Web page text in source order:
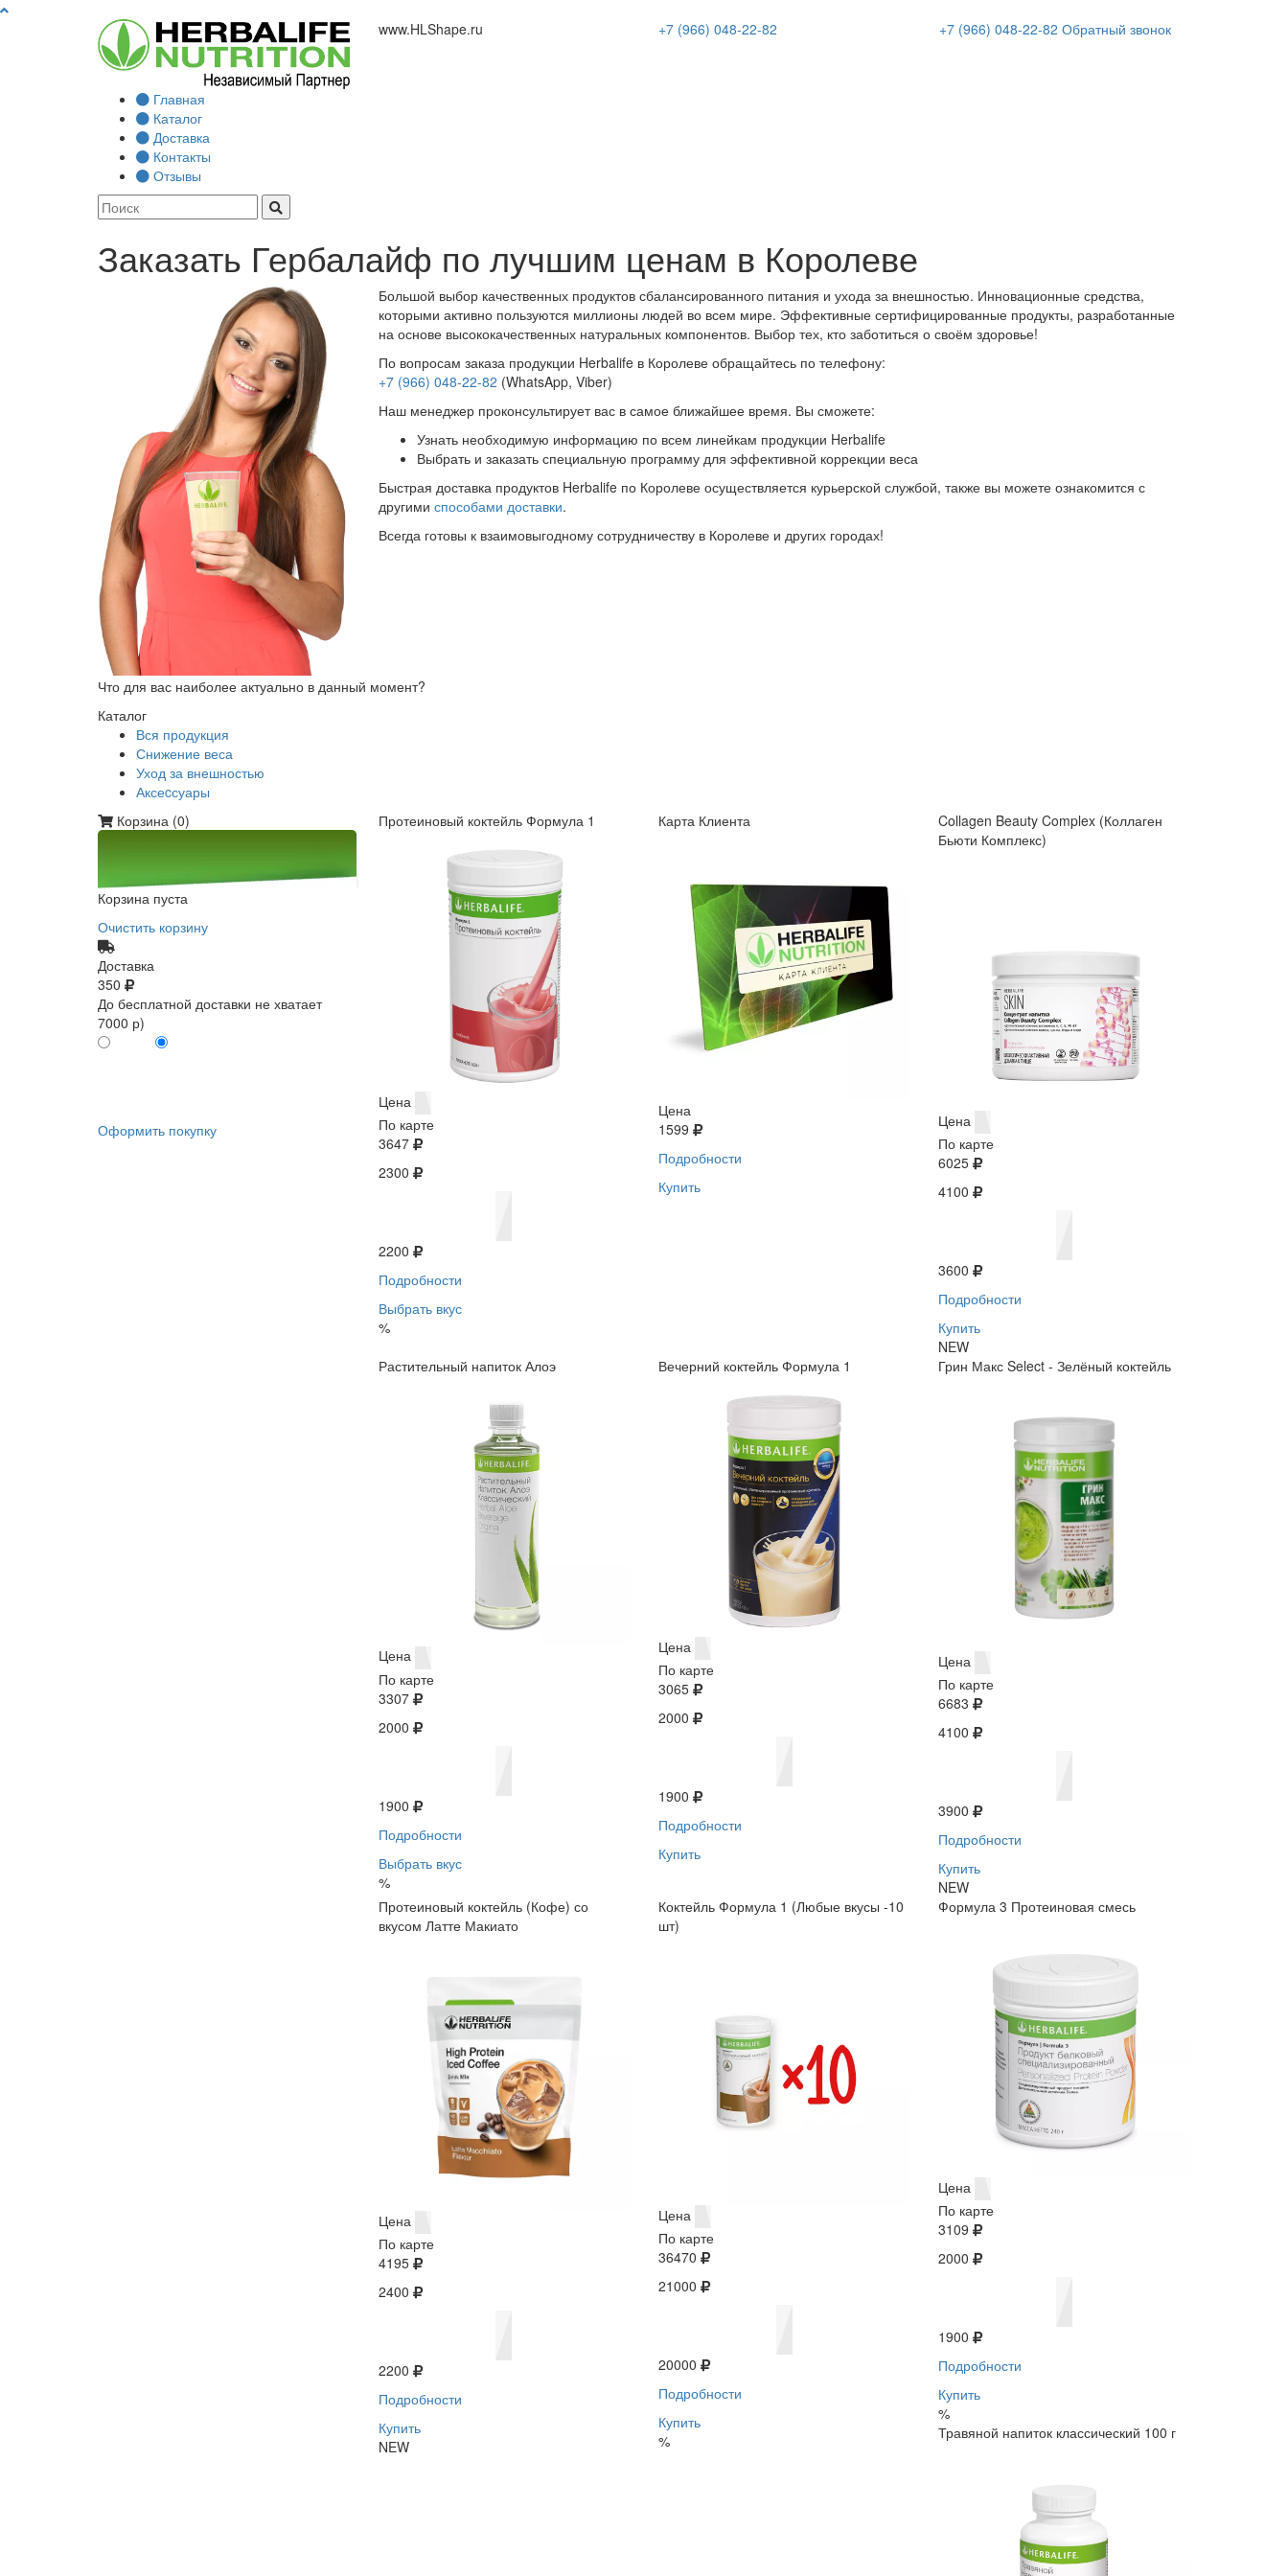
www.HLShape.ru +7 (966) 048-22-82 +7 (966) 048-22-82 Обратный звонок
Главная
Каталог
Доставка
Контакты
Отзывы
Заказать Гербалайф по лучшим ценам в Королеве
Большой выбор качественных продуктов сбалансированного питания и ухода за внешностью. Инновационные средства,
которыми активно пользуются миллионы людей во всем мире. Эффективные сертифицированные продукты, разработанные
на основе высококачественных натуральных компонентов. Выбор тех, кто заботиться о своём здоровье!
По вопросам заказа продукции Herbalife в Королеве обращайтесь по телефону:
+7 (966) 048-22-82 (WhatsApp, Viber)
Наш менеджер проконсультирует вас в самое ближайшее время. Вы сможете:
Узнать необходимую информацию по всем линейкам продукции Herbalife
Выбрать и заказать специальную программу для эффективной коррекции веса
Быстрая доставка продуктов Herbalife по Королеве осуществляется курьерской службой, также вы можете ознакомится с
другими способами доставки.
Всегда готовы к взаимовыгодному сотрудничеству в Королеве и других городах!
Что для вас наиболее актуально в данный момент?
Каталог
Вся продукция
Снижение веса
Уход за внешностью
Аксеcсуары
Корзина (0)
Корзина пуста
Очистить корзину
Доставка
350
До бесплатной доставки не хватает
7000 р)
Оформить покупку
Протеиновый коктейль Формула 1
Цена
По карте
3647
2300
2200
Подробности
Выбрать вкус
%
Карта Клиента
Цена
1599
Подробности
Купить
Collagen Beauty Complex (Коллаген
Бьюти Комплекс)
Цена
По карте
6025
4100
3600
Подробности
Купить
NEW
Растительный напиток Алоэ
Цена
По карте
3307
2000
1900
Подробности
Выбрать вкус
%
Вечерний коктейль Формула 1
Цена
По карте
3065
2000
1900
Подробности
Купить
Грин Макс Select - Зелёный коктейль
Цена
По карте
6683
4100
3900
Подробности
Купить
NEW
Протеиновый коктейль (Кофе) со
вкусом Латте Макиато
Цена
По карте
4195
2400
2200
Подробности
Купить
NEW
Коктейль Формула 1 (Любые вкусы -10
шт)
Цена
По карте
36470
21000
20000
Подробности
Купить
%
Формула 3 Протеиновая смесь
Цена
По карте
3109
2000
1900
Подробности
Купить
%
Травяной напиток классический 100 г